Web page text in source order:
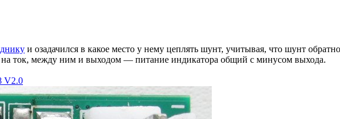
и озадачился в какое место у нему цеплять шунт, учитывая, что шунт
ток, между ним и выходом — питание индикатора общий с минусом выхода.
V2.0